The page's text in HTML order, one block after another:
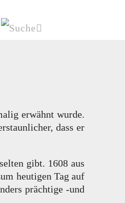
erwähnt wurde.
dass er
gibt. 1608 aus
heutigen Tag auf
prächtige -und